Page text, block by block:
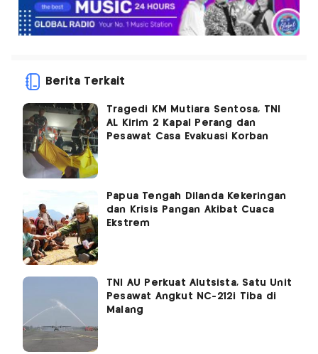
Berita Terkait
Tragedi KM Mutiara Sentosa, TNI
AL Kirim 2 Kapal Perang dan
Pesawat Casa Evakuasi Korban
Papua Tengah Dilanda Kekeringan
dan Krisis Pangan Akibat Cuaca
Ekstrem
TNI AU Perkuat Alutsista, Satu Unit
Pesawat Angkut NC-212i Tiba di
Malang